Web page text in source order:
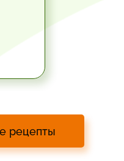
рецепты